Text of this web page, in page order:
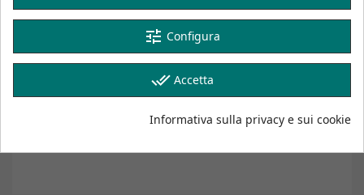
Clicca qui per visualizzare l'inventario dei prodotti
tune Configura
done_all Accetta
Informativa sulla privacy e sui cookie